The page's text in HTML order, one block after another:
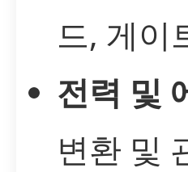
드, 게이
전력 및
변환 및